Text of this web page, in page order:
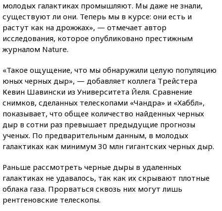
молодых галактиках промышляют. Мы даже не знали,
существуют ли они. Теперь мы в курсе: они есть и
растут как на дрожжах», — отмечает автор
исследования, которое опубликовано престижным
журналом Nature.
«Такое ощущение, что мы обнаружили целую популяцию
юных черных дыр», — добавляет коллега Трейстера
Кевин Шавински из Университета Йеля. Сравнение
снимков, сделанных телескопами «Чандра» и «Хаббл»,
показывает, что общее количество найденных черных
дыр в сотни раз превышает предыдущие прогнозы
ученых. По предварительным данным, в молодых
галактиках как минимум 30 млн гигантских черных дыр.
Раньше рассмотреть черные дыры в удаленных
галактиках не удавалось, так как их скрывают плотные
облака газа. Прорваться сквозь них могут лишь
рентгеновские телескопы.